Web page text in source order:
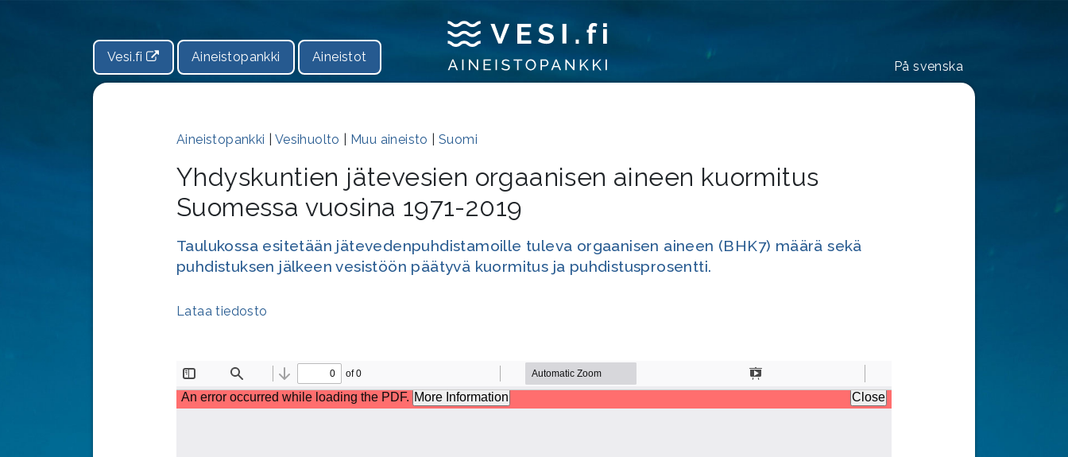
Vesi.fi Aineistopankki Aineistot
På svenska
Aineistopankki Vesihuolto Muu aineisto |Suomi
Yhdyskuntien jätevesien orgaanisen aineen kuormitus
Suomessa vuosina 1971-2019
Taulukossa esitetään jätevedenpuhdistamoille tuleva orgaanisen aineen (BHK7) määrä sekä
puhdistuksen jälkeen vesistöön päätyvä kuormitus ja puhdistusprosentti.
Lataa tiedosto